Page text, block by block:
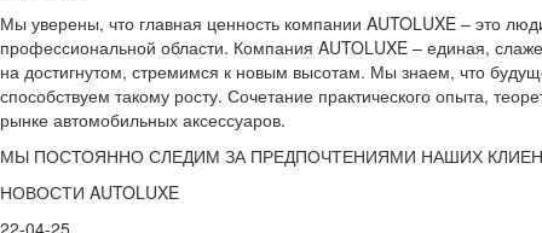
Мы уверены, что главная ценность компании AUTOLUXE – это
профессиональной области. Компания AUTOLUXE – единая,
на достигнутом, стремимся к новым высотам. Мы знаем, что
способствуем такому росту. Сочетание практического опыта,
рынке автомобильных аксессуаров.
МЫ ПОСТОЯННО СЛЕДИМ ЗА ПРЕДПОЧТЕНИЯМИ НАШИХ
НОВОСТИ AUTOLUXE
22-04-25